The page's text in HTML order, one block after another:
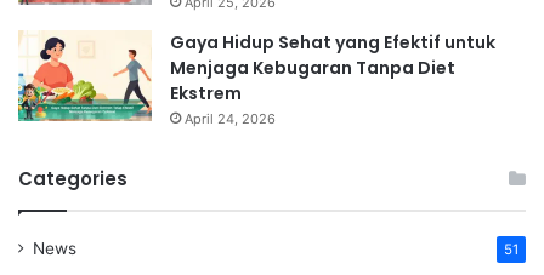
Gaya Hidup Sehat yang Efektif untuk
Menjaga Kebugaran Tanpa Diet
Ekstrem
April 24, 2026
Categories
News 51